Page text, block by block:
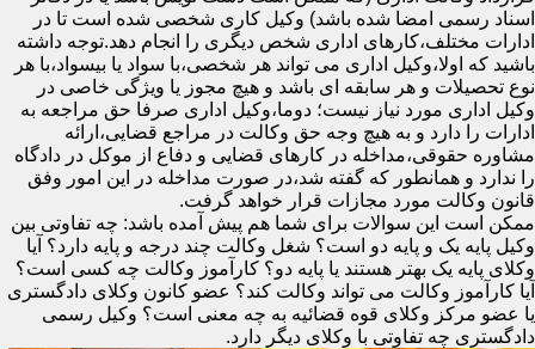
اسناد رسمی امضا شده باشد) وکیل کاری شخصی شده است تا در
ادارات مختلف،کارهای اداری شخص دیگری را انجام دهد.توجه داشته
باشید که اولا،وکیل اداری می تواند هر شخصی،با سواد یا بیسواد،با هر
نوع تحصیلات و هر سابقه ای باشد و هیچ مجوز یا ویژگی خاصی در
وکیل اداری مورد نیاز نیست؛ دوما،وکیل اداری صرفا حق مراجعه به
ادارات را دارد و به هیچ وجه حق وکالت در مراجع قضایی،ارائه
مشاوره حقوقی،مداخله در کارهای قضایی و دفاع از موکل در دادگاه
را ندارد و همانطور که گفته شد،در صورت مداخله در این امور وفق
قانون وکالت مورد مجازات قرار خواهد گرفت.
ممکن است این سوالات برای شما هم پیش آمده باشد: چه تفاوتی بین
وکیل پایه یک و پایه دو است؟ شغل وکالت چند درجه و پایه دارد؟ آیا
وکلای پایه یک بهتر هستند یا پایه دو؟ کارآموز وکالت چه کسی است؟
آیا کارآموز وکالت می تواند وکالت کند؟ عضو کانون وکلای دادگستری
یا عضو مرکز وکلای قوه قضائیه به چه معنی است؟ وکیل رسمی
دادگستری چه تفاوتی با وکلای دیگر دارد.